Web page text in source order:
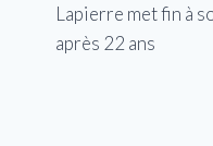
de
Lapierre met fin à
après 22 ans